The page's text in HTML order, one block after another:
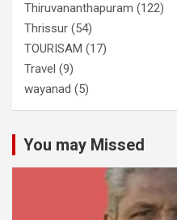
Thiruvananthapuram (122)
Thrissur (54)
TOURISAM (17)
Travel (9)
wayanad (5)
You may Missed